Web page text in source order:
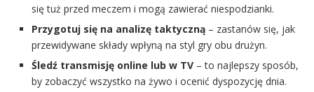
się tuż przed meczem i mogą zawierać niespodzianki.
Przygotuj się na analizę taktyczną – zastanów się, jak
przewidywane składy wpłyną na styl gry obu drużyn.
Śledź transmisję online lub w TV – to najlepszy sposób,
by zobaczyć wszystko na żywo i ocenić dyspozycję dnia.